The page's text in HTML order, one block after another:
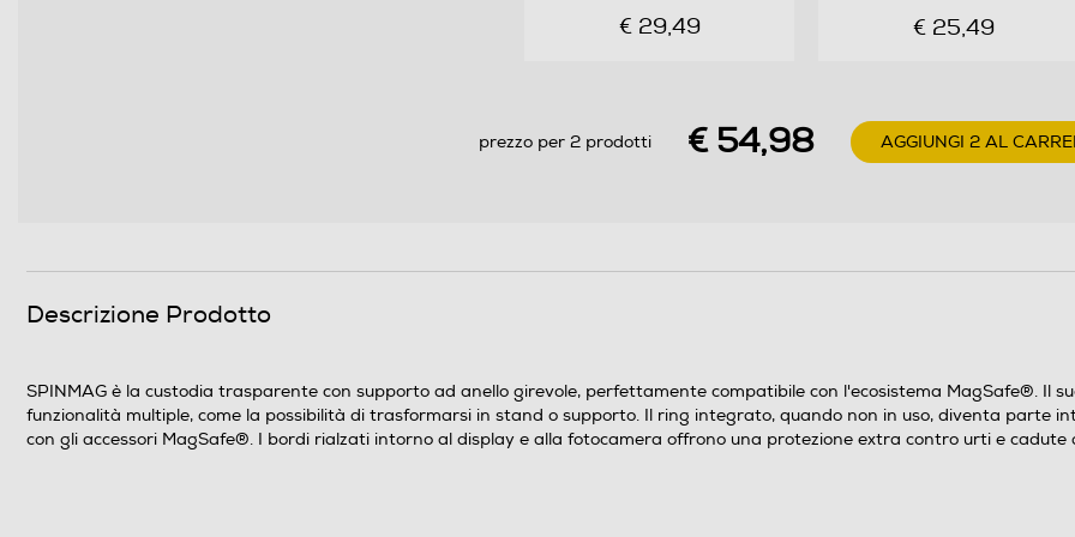
€ 29,49 € 25,49
prezzo per 2 prodotti € 54,98 AGGIUNGI 2 AL
Descrizione Prodotto
SPINMAG è la custodia trasparente con supporto ad anello girevole, perfettamente compatibile con l'ecosistema MagSafe®. Il
funzionalità multiple, come la possibilità di trasformarsi in stand o supporto. Il ring integrato, quando non in uso, diventa parte
con gli accessori MagSafe®. I bordi rialzati intorno al display e alla fotocamera offrono una protezione extra contro urti e cadute